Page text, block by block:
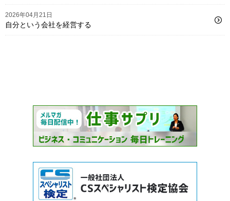
2026年04月21日
自分という会社を経営する